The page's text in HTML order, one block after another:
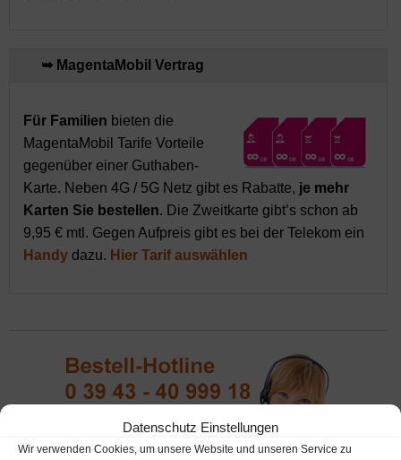
Datenschutz Einstellungen
Wir verwenden Cookies, um unsere Website und unseren Service zu
➥ MagentaMobil Vertrag
Für Familien bieten die
MagentaMobil Tarife Vorteile
gegenüber einer Guthaben-
Karte. Neben 4G / 5G Netz gibt es Rabatte, je mehr
Karten Sie bestellen. Die Zweitkarte gibt’s schon ab
9,95 € mtl. Gegen Aufpreis gibt es bei der Telekom ein
Handy dazu. Hier Tarif auswählen